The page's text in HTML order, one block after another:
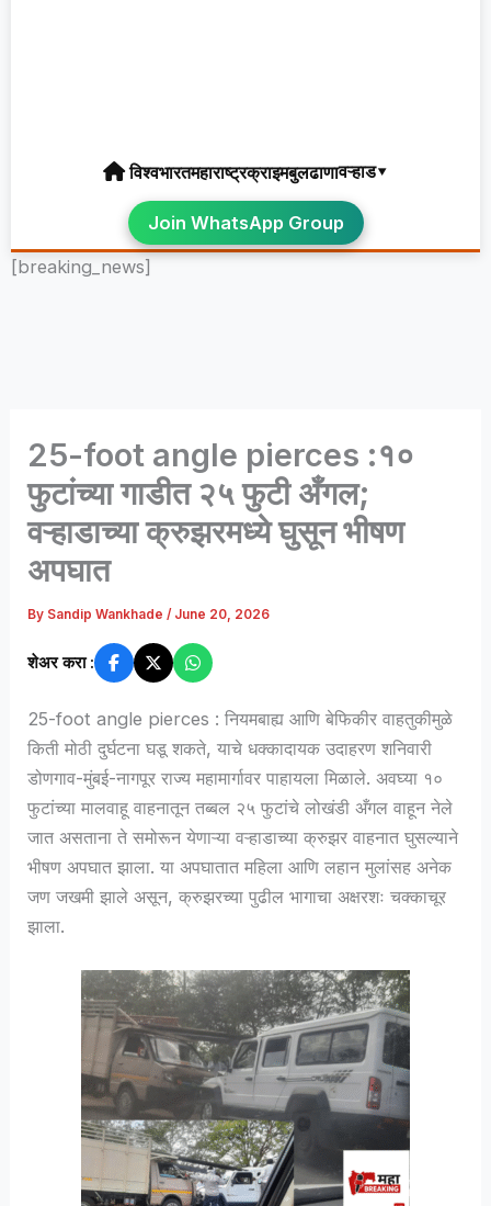
विश्वभारतमहाराष्ट्रक्राइमबुलढाणावऱ्हाड▾
Join WhatsApp Group
[breaking_news]
25-foot angle pierces :१०
फुटांच्या गाडीत २५ फुटी अँगल;
वऱ्हाडाच्या क्रुझरमध्ये घुसून भीषण
अपघात
By Sandip Wankhade/ June 20, 2026
शेअर करा :
25-foot angle pierces : नियमबाह्य आणि बेफिकीर वाहतुकीमुळे
किती मोठी दुर्घटना घडू शकते, याचे धक्कादायक उदाहरण शनिवारी
डोणगाव-मुंबई-नागपूर राज्य महामार्गावर पाहायला मिळाले. अवघ्या १०
फुटांच्या मालवाहू वाहनातून तब्बल २५ फुटांचे लोखंडी अँगल वाहून नेले
जात असताना ते समोरून येणाऱ्या वऱ्हाडाच्या क्रुझर वाहनात घुसल्याने
भीषण अपघात झाला. या अपघातात महिला आणि लहान मुलांसह अनेक
जण जखमी झाले असून, क्रुझरच्या पुढील भागाचा अक्षरशः चक्काचूर
झाला.